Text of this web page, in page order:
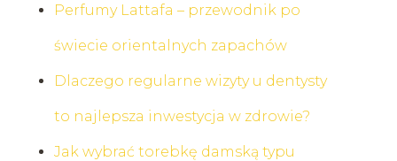
Perfumy Lattafa – przewodnik po
świecie orientalnych zapachów
Dlaczego regularne wizyty u dentysty
to najlepsza inwestycja w zdrowie?
Jak wybrać torebkę damską typu